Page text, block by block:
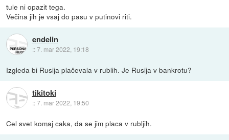
tule ni opazit tega.
Večina jih je vsaj do pasu v putinovi riti.
endelin
::7. mar 2022, 19:18
Izgleda bi Rusija plačevala v rublih. Je Rusija v bankrotu?
tikitoki
::7. mar 2022, 19:50
Cel svet komaj caka, da se jim placa v rubljih.